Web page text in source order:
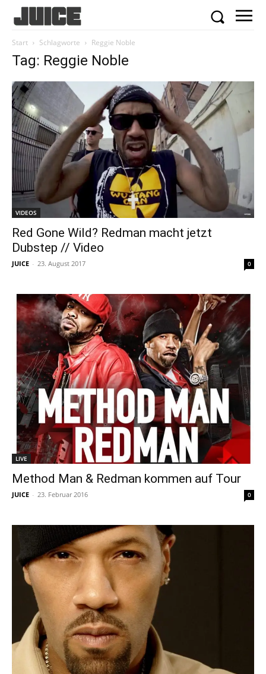
Start Schlagworte Reggie Noble
Tag: Reggie Noble
VIDEOS
Red Gone Wild? Redman macht jetzt
Dubstep // Video
JUICE - 23. August 2017 0
LIVE
Method Man & Redman kommen auf Tour
JUICE - 23. Februar 2016 0